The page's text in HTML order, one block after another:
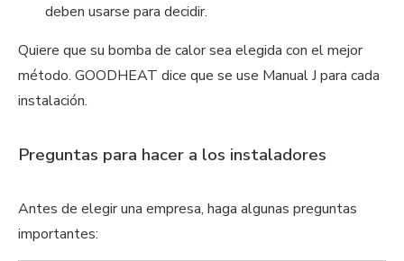
deben usarse para decidir.
Quiere que su bomba de calor sea elegida con el mejor
método. GOODHEAT dice que se use Manual J para cada
instalación.
Preguntas para hacer a los instaladores
Antes de elegir una empresa, haga algunas preguntas
importantes: